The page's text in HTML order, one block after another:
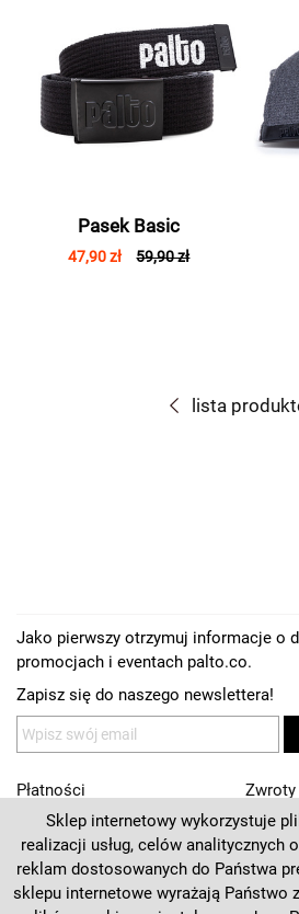
Sklep internetowy wykorzystuje
realizacji usług, celów analitycznych
reklam dostosowanych do Państwa
sklepu internetowe wyrażają Państwo
Pasek Basic
47,90 zł 59,90 zł
lista
Jako pierwszy otrzymuj informacje o
promocjach i eventach palto.co.
Zapisz się do naszego newslettera!
Płatności
Regulamin
Polityka prywatności
Deklaracja dostępności
O nas